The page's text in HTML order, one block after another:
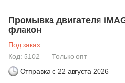
Промывка двигателя
флакон
Под заказ
Код: 5102
Только опт
Отправка с 22 августа 2026